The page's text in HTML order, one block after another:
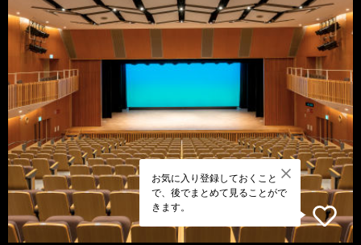
お気に入り登録しておくこと
で、後でまとめて見ることがで
きます。